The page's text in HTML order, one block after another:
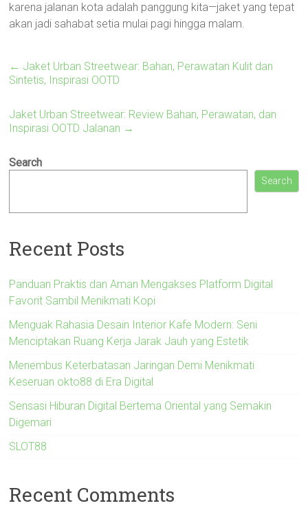
karena jalanan kota adalah panggung kita—jaket yang tepat
akan jadi sahabat setia mulai pagi hingga malam.
← Jaket Urban Streetwear: Bahan, Perawatan Kulit dan
Sintetis, Inspirasi OOTD
Jaket Urban Streetwear: Review Bahan, Perawatan, dan
Inspirasi OOTD Jalanan →
Search
Search
Recent Posts
Panduan Praktis dan Aman Mengakses Platform Digital
Favorit Sambil Menikmati Kopi
Menguak Rahasia Desain Interior Kafe Modern: Seni
Menciptakan Ruang Kerja Jarak Jauh yang Estetik
Menembus Keterbatasan Jaringan Demi Menikmati
Keseruan okto88 di Era Digital
Sensasi Hiburan Digital Bertema Oriental yang Semakin
Digemari
SLOT88
Recent Comments